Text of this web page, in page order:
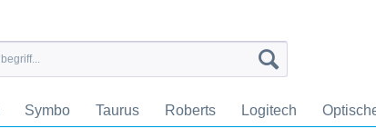
Symbo Taurus Roberts Logitech